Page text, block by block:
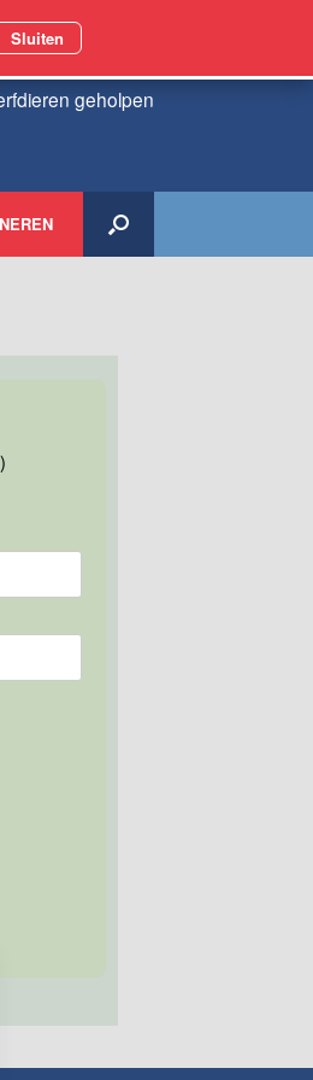
geholpen
Sluiten